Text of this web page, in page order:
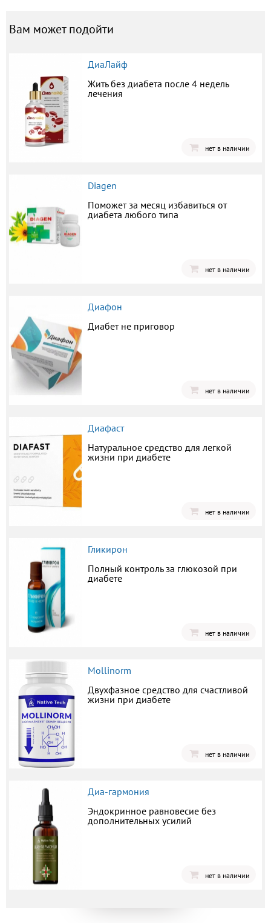
Вам может подойти
ДиаЛайф
Жить без диабета после 4 недель
лечения
нет в наличии
Diagen
Поможет за месяц избавиться от
диабета любого типа
нет в наличии
Диафон
Диабет не приговор
нет в наличии
Диафаст
Натуральное средство для легкой
жизни при диабете
нет в наличии
Гликирон
Полный контроль за глюкозой при
диабете
нет в наличии
Mollinorm
Двухфазное средство для счастливой
жизни при диабете
нет в наличии
Диа-гармония
Эндокринное равновесие без
дополнительных усилий
нет в наличии